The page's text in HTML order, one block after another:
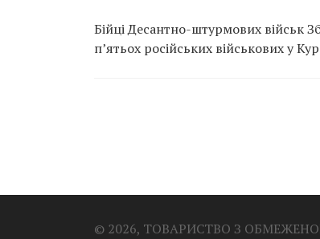
Бійці Десантно-штурмових військ
п’ятьох російських військових у
© 2026, ТОВАРИСТВО З